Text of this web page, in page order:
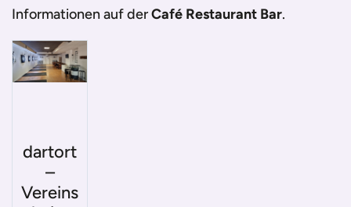
Informationen auf derCafé Restaurant Bar.
dartort
–
Vereins